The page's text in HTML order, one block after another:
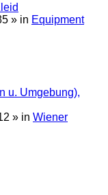
» in Equipment
u. Umgebung),
» in Wiener